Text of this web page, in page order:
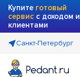
Купите готовый
сервис с доходом и
клиентами
Санкт-Петербург